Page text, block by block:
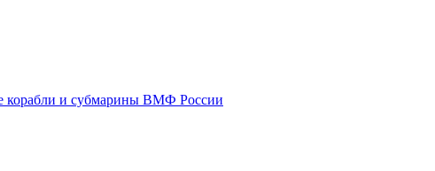
корабли и субмарины ВМФ России